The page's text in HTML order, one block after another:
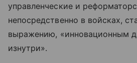
управленческие и
непосредственно в войсках,
выражению, «инновационным
изнутри».